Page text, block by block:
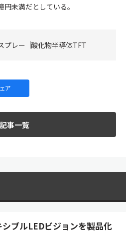
未満だとしている。
プレー 酸化物半導体TFT
ア
記事一覧
ブルLEDビジョンを製品化